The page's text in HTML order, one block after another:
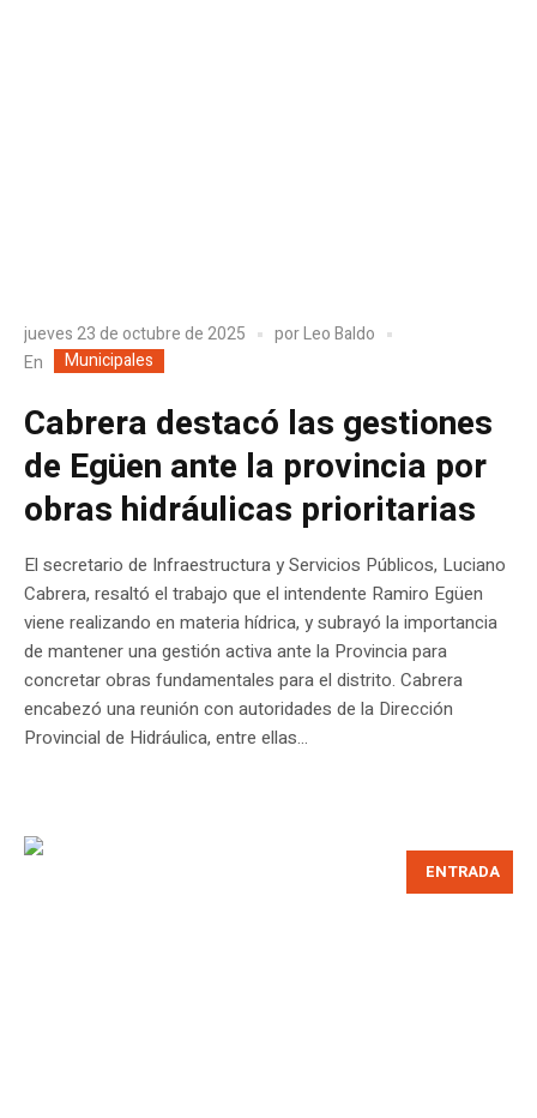
jueves 23 de octubre de 2025 porLeo Baldo
En
Municipales
Cabrera destacó las gestiones
de Egüen ante la provincia por
obras hidráulicas prioritarias
El secretario de Infraestructura y Servicios Públicos, Luciano
Cabrera, resaltó el trabajo que el intendente Ramiro Egüen
viene realizando en materia hídrica, y subrayó la importancia
de mantener una gestión activa ante la Provincia para
concretar obras fundamentales para el distrito. Cabrera
encabezó una reunión con autoridades de la Dirección
Provincial de Hidráulica, entre ellas...
ENTRADA